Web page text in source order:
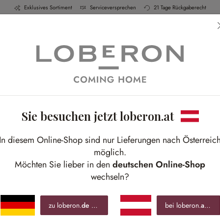
Exklusives Sortiment Serviceversprechen 21 Tage Rückgaberecht
Küche Schlafen Bad
€
Sie besuchen jetzt loberon.at
In diesem Online-Shop sind nur Lieferungen nach Österreich
möglich.
Möchten Sie lieber in den deutschen Online-Shop
wechseln?
zu loberon.de bei loberon.at